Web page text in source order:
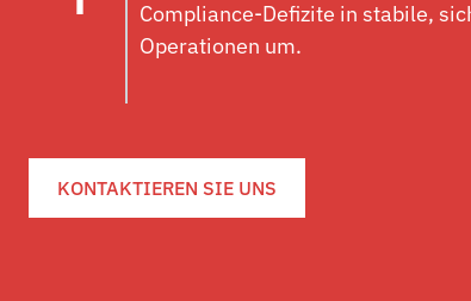
Compliance-Defizite in stabile,
Operationen um.
KONTAKTIEREN SIE UNS